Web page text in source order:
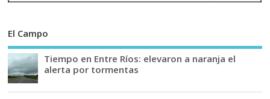
El Campo
Tiempo en Entre Ríos: elevaron a naranja el
alerta por tormentas